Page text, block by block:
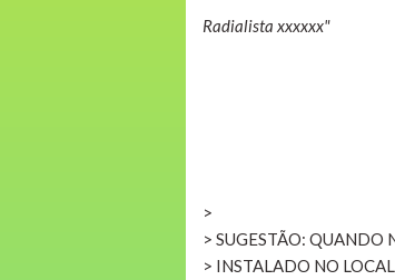
Radialista xxxxxx"
>
> SUGESTÃO:
> INSTALADO NO